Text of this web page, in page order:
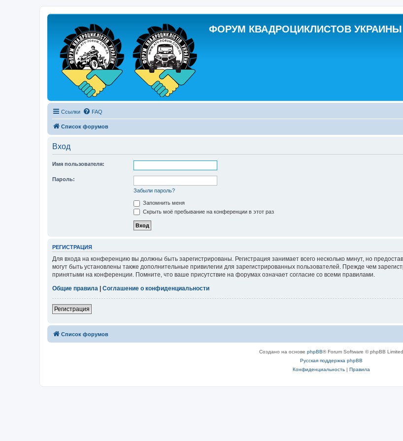
ФОРУМ КВАДРОЦИКЛИСТОВ УКРАИНЫ
Ссылки FAQ
Список форумов
Вход
Имя пользователя:
Пароль:
Забыли пароль?
Запомнить меня
Скрыть моё пребывание на конференции в этот раз
РЕГИСТРАЦИЯ
Для входа на конференцию вы должны быть зарегистрированы. Регистрация занимает всего несколько минут, но
могут быть установлены также дополнительные привилегии для зарегистрированных пользователей. Прежде чем
принятыми на конференции. Помните, что ваше присутствие на форумах означает согласие со всеми правилами.
Общие правила | Соглашение о конфиденциальности
Регистрация
Список форумов
Создано на основе phpBB® Forum Software © phpBB Limited
Русская поддержка phpBB
Конфиденциальность| Правила